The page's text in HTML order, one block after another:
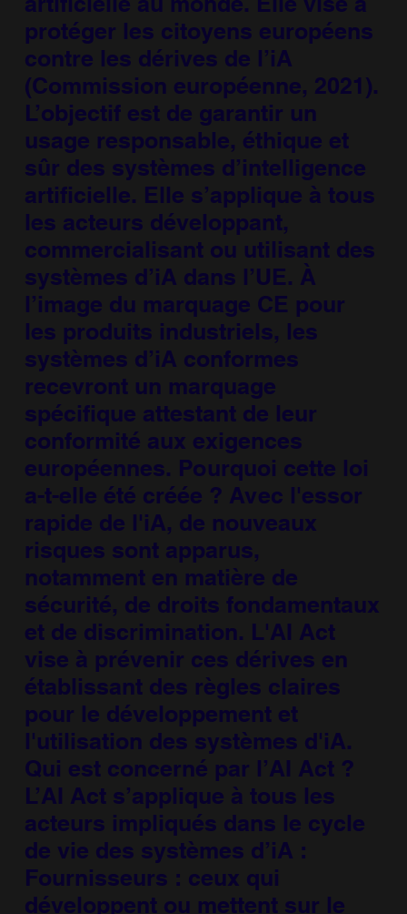
protéger les citoyens européens
contre les dérives de l’iA
(Commission européenne, 2021).
L’objectif est de garantir un
usage responsable, éthique et
sûr des systèmes d’intelligence
artificielle. Elle s’applique à tous
les acteurs développant,
commercialisant ou utilisant des
systèmes d’iA dans l’UE. À
l’image du marquage CE pour
les produits industriels, les
systèmes d’iA conformes
recevront un marquage
spécifique attestant de leur
conformité aux exigences
européennes. Pourquoi cette loi
a-t-elle été créée ? Avec l'essor
rapide de l'iA, de nouveaux
risques sont apparus,
notamment en matière de
sécurité, de droits fondamentaux
et de discrimination. L'AI Act
vise à prévenir ces dérives en
établissant des règles claires
pour le développement et
l'utilisation des systèmes d'iA.
Qui est concerné par l’AI Act ?
L’AI Act s’applique à tous les
acteurs impliqués dans le cycle
de vie des systèmes d’iA :
Fournisseurs : ceux qui
développent ou mettent sur le